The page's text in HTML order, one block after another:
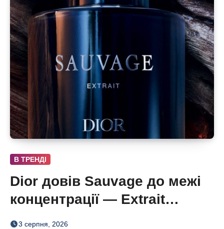
В ТРЕНДІ
Dior довів Sauvage до межі
концентрації — Extrait
дозріває 42 дні
3 серпня, 2026